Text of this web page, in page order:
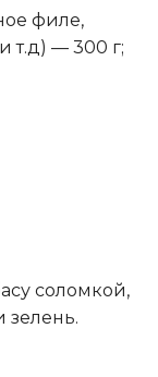
филе,
т.д) — 300 г;
соломкой,
зелень.